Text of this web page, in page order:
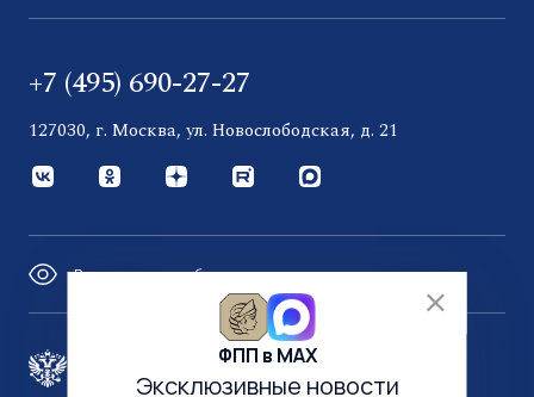
+7 (495) 690-27-27
127030, г. Москва, ул. Новослободская, д. 21
Версия для слабовидящих
Правительство России
ФПП в МАХ
Эксклюзивные новости